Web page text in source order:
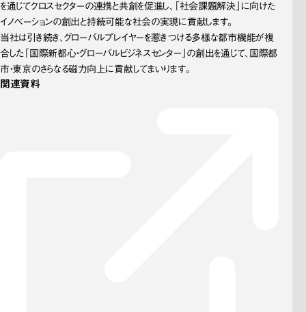
を通じてクロスセクターの連携と共創を促進し、「社会課題解決」に向けた
イノベーションの創出と持続可能な社会の実現に貢献します。
当社は引き続き、グローバルプレイヤーを惹きつける多様な都市機能が複
合した「国際新都心・グローバルビジネスセンター」の創出を通じて、国際都
市・東京のさらなる磁力向上に貢献してまいります。
関連資料